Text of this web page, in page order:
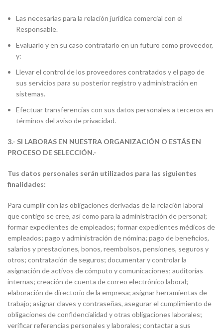
Las necesarias para la relación jurídica comercial con el
Responsable.
Evaluarlo y en su caso contratarlo en un futuro como proveedor,
y:
Llevar el control de los proveedores contratados y el pago de
sus servicios para su posterior registro y administración en
sistemas.
Efectuar transferencias con sus datos personales a terceros en
términos del aviso de privacidad.
3.- SI LABORAS EN NUESTRA ORGANIZACIÓN O ESTÁS EN
PROCESO DE SELECCIÓN.-
Tus datos personales serán utilizados para las siguientes
finalidades:
Para cumplir con las obligaciones derivadas de la relación laboral
que contigo se cree, así como para la administración de personal;
formar expedientes de empleados; formar expedientes médicos de
empleados; pago y administración de nómina; pago de beneficios,
salarios y prestaciones, bonos, reembolsos, pensiones, seguros y
otros; contratación de seguros; documentar y controlar la
asignación de activos de cómputo y comunicaciones; auditorías
internas; creación de cuenta de correo electrónico laboral;
elaboración de directorio de la empresa; asignar herramientas de
trabajo; asignar claves y contraseñas, asegurar el cumplimiento de
obligaciones de confidencialidad y otras obligaciones laborales;
verificar referencias personales y laborales; contactar a sus